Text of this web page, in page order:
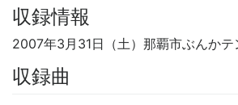
収録情報
2007年3月31日（土）那覇市ぶんか
収録曲